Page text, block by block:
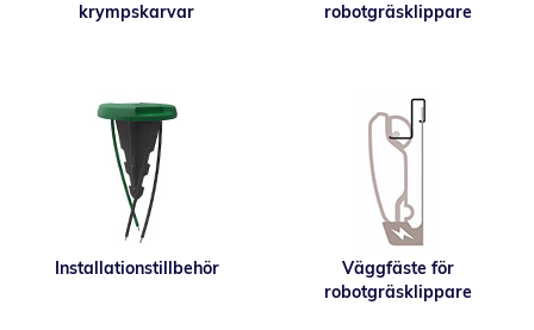
krympskarvar
robotgräsklippare
Installationstillbehör
Väggfäste för
robotgräsklippare